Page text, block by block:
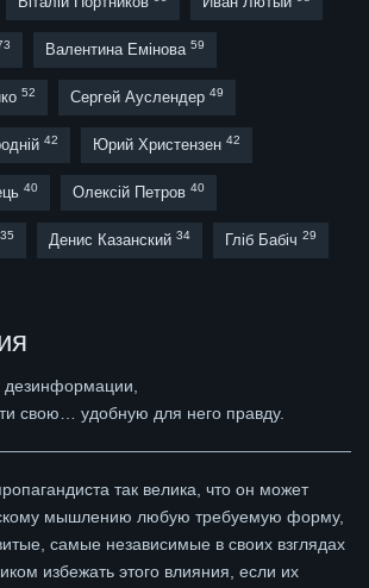
Валентина Емінова 59
52 Сергей Ауслендер 49
42 Юрий Христензен 42
40 Олексій Петров 40
35 Денис Казанский 34 Гліб Бабіч 29
дезинформации,
свою… удобную для него правду.
так велика, что он может
мышлению любую требуемую форму,
самые независимые в своих взглядах
избежать этого влияния, если их